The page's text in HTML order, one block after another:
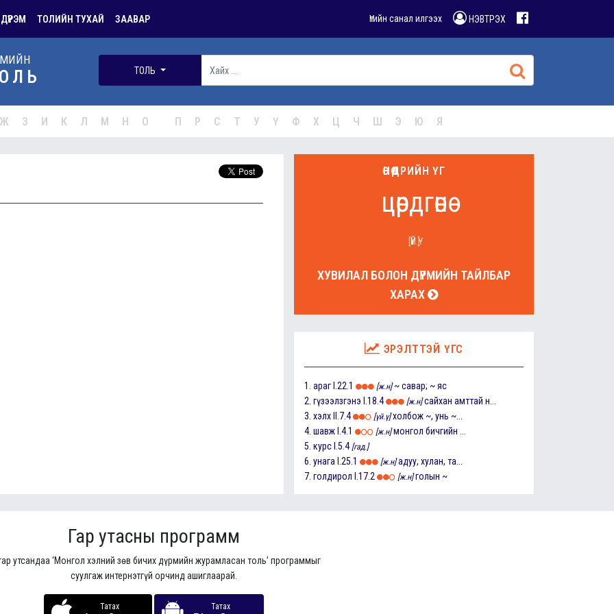
ТОЛИЙН ТУХАЙ ЗААВАР Үгийн санал илгээх НЭВТРЭХ
ТОЛЬ
З И К Л М Н О П Р С Т У Ү Ф Х Ц Ч Ш Э Ю Я
ӨНӨӨДРИЙН ҮГ
цөрдгөнө
[ҮЙ.Ү]
ХУВИЛАЛ БОЛОН ДҮРМИЙН ТАЙЛБАР
ХАРАХ
ЭРЭЛТТЭЙ ҮГС
1. араг I.22.1 [ж.н] ~ савар; ~ яс
2. гүзээлзгэнэ I.18.4 [ж.н] сайхан амттай н...
3. хэлх II.7.4 [үй.ү] холбож ~, унь ~...
4. шавж I.4.1 [ж.н] монгол бичгийн ...
5. курс I.5.4 [гад.]
6. унага I.25.1 [ж.н] адуу, хулан, та...
7. голдирол I.17.2 [ж.н] голын ~
Гар утасны программ
утсандаа ‘Монгол хэлний зөв бичих дүрмийн журамласан толь’ программыг
суулгаж интернэтгүй орчинд ашиглаарай.
Татах Татах